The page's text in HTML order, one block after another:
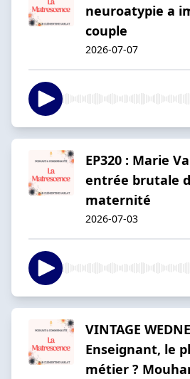
neuroatypie a
couple
2026-07-07
EP320 : Marie
entrée brutale
maternité
2026-07-03
VINTAGE
Enseignant, le
métier ?